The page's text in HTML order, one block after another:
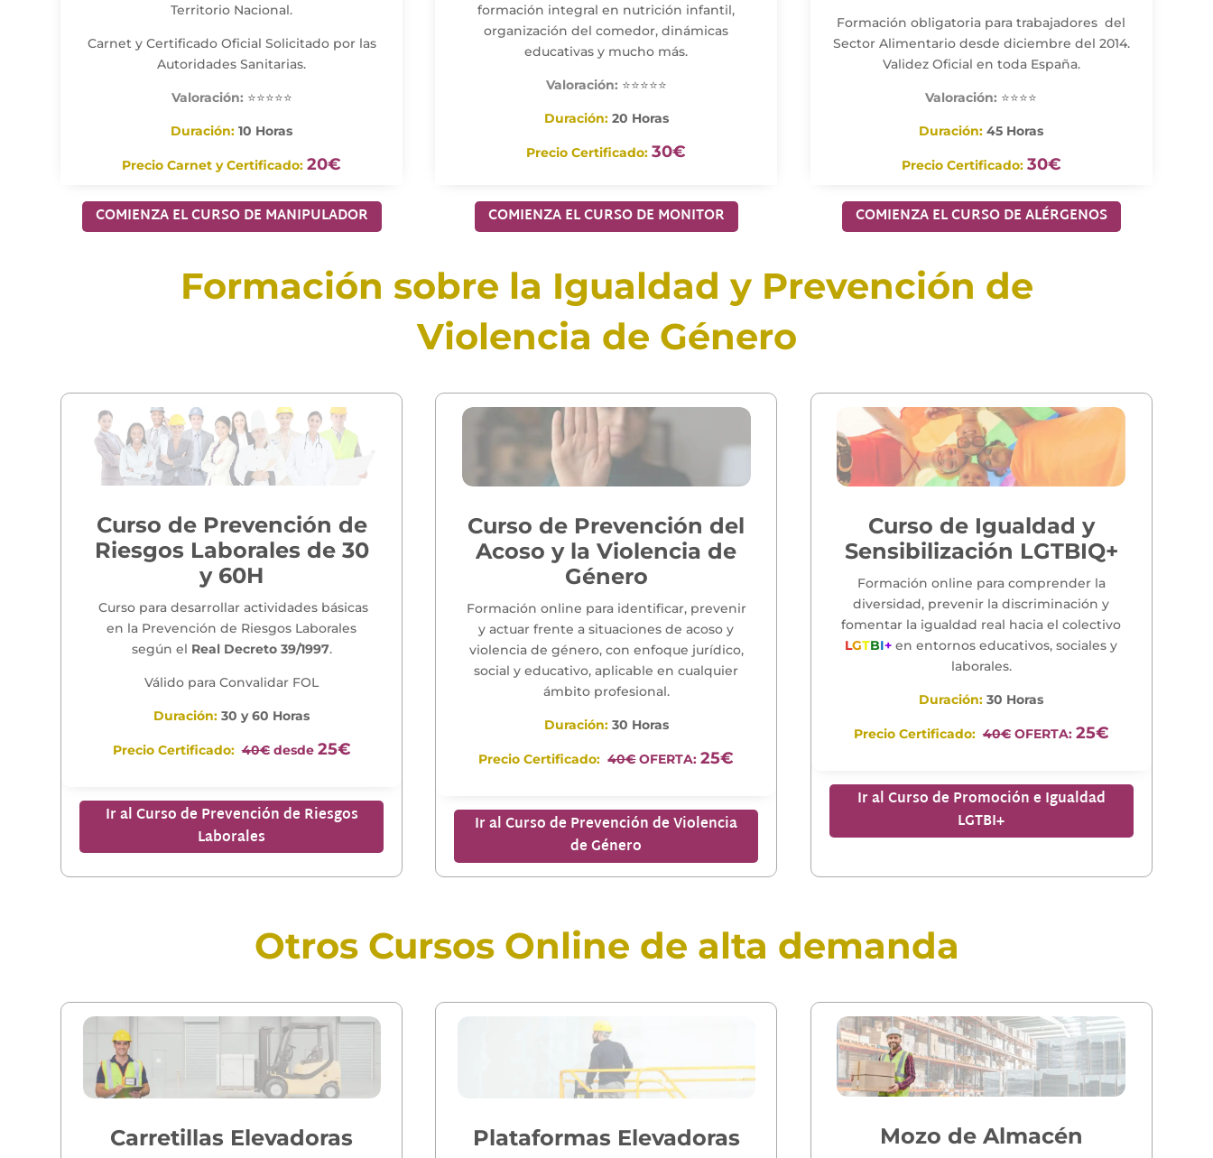
Territorio Nacional.
Carnet y Certificado Oficial Solicitado por las
Autoridades Sanitarias.
Valoración: ⭐⭐⭐⭐⭐
Duración: 10 Horas
Precio Carnet y Certificado:20€
COMIENZA EL CURSO DE MANIPULADOR
formación integral en nutrición infantil,
organización del comedor, dinámicas
educativas y mucho más.
Valoración: ⭐⭐⭐⭐⭐
Duración:20 Horas
Precio Certificado: 30€
COMIENZA EL CURSO DE MONITOR
Formación obligatoria para trabajadores del
Sector Alimentario desde diciembre del 2014.
Validez Oficial en toda España.
Valoración: ⭐⭐⭐⭐
Duración: 45 Horas
Precio Certificado: 30€
COMIENZA EL CURSO DE ALÉRGENOS
Formación sobre la Igualdad y Prevención de
Violencia de Género
Curso de Prevención de
Riesgos Laborales de 30
y 60H
Curso para desarrollar actividades básicas
en la Prevención de Riesgos Laborales
según el Real Decreto 39/1997.
Válido para Convalidar FOL
Duración: 30 y 60 Horas
Precio Certificado: 40€desde 25€
Ir al Curso de Prevención de Riesgos
Laborales
Curso de Prevención del
Acoso y la Violencia de
Género
Formación online para identificar, prevenir
y actuar frente a situaciones de acoso y
violencia de género, con enfoque jurídico,
social y educativo, aplicable en cualquier
ámbito profesional.
Duración:30 Horas
Precio Certificado: 40€OFERTA:25€
Ir al Curso de Prevención de Violencia
de Género
Curso de Igualdad y
Sensibilización LGTBIQ+
Formación online para comprender la
diversidad, prevenir la discriminación y
fomentar la igualdad real hacia el colectivo
LGTBI+ en entornos educativos, sociales y
laborales.
Duración: 30 Horas
Precio Certificado: 40€OFERTA: 25€
Ir al Curso de Promoción e Igualdad
LGTBI+
Otros Cursos Online de alta demanda
Carretillas Elevadoras Plataformas Elevadoras Mozo de Almacén